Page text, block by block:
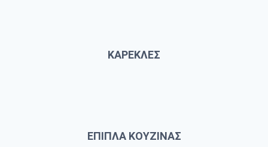
ΚΑΡΕΚΛΕΣ
ΕΠΙΠΛΑ ΚΟΥΖΙΝΑΣ